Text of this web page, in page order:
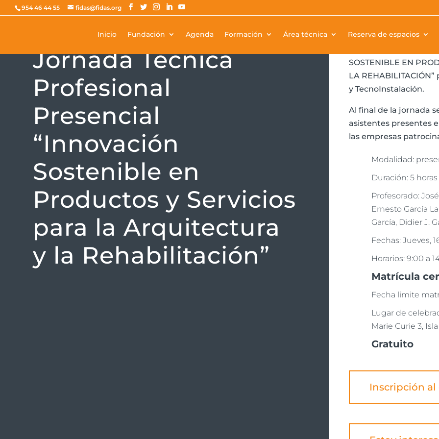
954 46 44 55 fidas@fidas.org
Inicio Fundación Agenda Formación Área técnica Reserva de espacios
Jornada Técnica
Profesional
Presencial
“Innovación
Sostenible en
Productos y Servicios
para la Arquitectura
y la Rehabilitación”
El jueves 16 de
SOSTENIBLE EN
LA
y TecnoInstalación.
Al final de la jornada
asistentes presentes
las empresas
Modalidad:
Duración: 5
Profesorado:
Ernesto García
García, Didier J.
Fechas: Jueves,
Horarios: 9:00 a
Matrícula
Fecha limite
Lugar de
Marie Curie 3,
Gratuito
Inscripción al